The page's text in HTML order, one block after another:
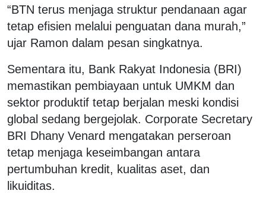
“BTN terus menjaga struktur pendanaan agar
tetap efisien melalui penguatan dana murah,”
ujar Ramon dalam pesan singkatnya.
Sementara itu, Bank Rakyat Indonesia (BRI)
memastikan pembiayaan untuk UMKM dan
sektor produktif tetap berjalan meski kondisi
global sedang bergejolak. Corporate Secretary
BRI Dhany Venard mengatakan perseroan
tetap menjaga keseimbangan antara
pertumbuhan kredit, kualitas aset, dan
likuiditas.